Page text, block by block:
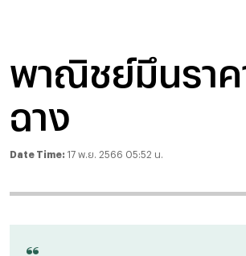
พาณิชย์มึนราค
ฉาง
Date Time: 17 พ.ย. 2566 05:52 น.